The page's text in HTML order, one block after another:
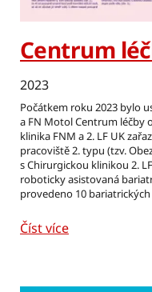
Centrum
2023
Počátkem roku 2023 bylo
a FN Motol Centrum léčby
klinika FNM a 2. LF UK
pracoviště 2. typu (tzv.
s Chirurgickou klinikou 2.
roboticky asistovaná
provedeno 10
Číst více